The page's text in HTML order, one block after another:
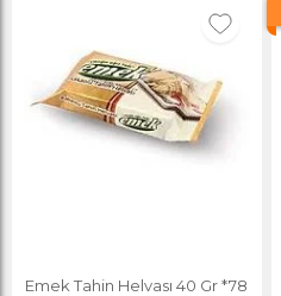
Emek Tahin Helvası 40 Gr *78